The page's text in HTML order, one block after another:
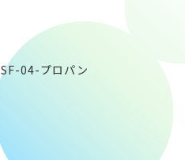
SF-04-プロパン